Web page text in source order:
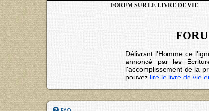
FORUM SUR LE LIVRE DE VIE
Délivrant l'Homme de
annoncé par les
l'accomplissement de la
pouvez lire le livre de vie